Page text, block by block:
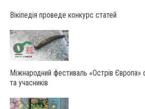
Вікіпедія проведе конкурс статей
Міжнародний фестиваль «Острів Європа»
та учасників